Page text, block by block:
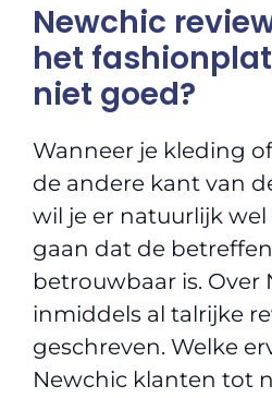
Newchic
het
niet goed?
Wanneer je kleding
de andere kant van
wil je er natuurlijk
gaan dat de
betrouwbaar is. Over
inmiddels al talrijke
geschreven. Welke
Newchic klanten tot